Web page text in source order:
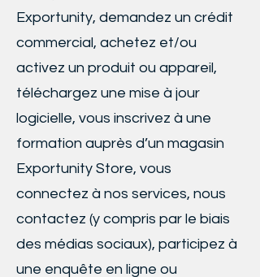
Exportunity, demandez un crédit
commercial, achetez et/ou
activez un produit ou appareil,
téléchargez une mise à jour
logicielle, vous inscrivez à une
formation auprès d’un magasin
Exportunity Store, vous
connectez à nos services, nous
contactez (y compris par le biais
des médias sociaux), participez à
une enquête en ligne ou